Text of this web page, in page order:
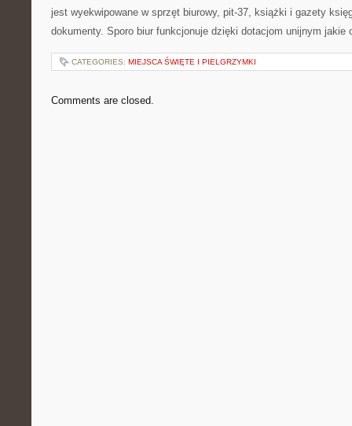
jest wyekwipowane w sprzęt biurowy, pit-37, książki i gazety
dokumenty. Sporo biur funkcjonuje dzięki dotacjom unijnym jakie
CATEGORIES: MIEJSCA ŚWIĘTE I PIELGRZYMKI
Comments are closed.